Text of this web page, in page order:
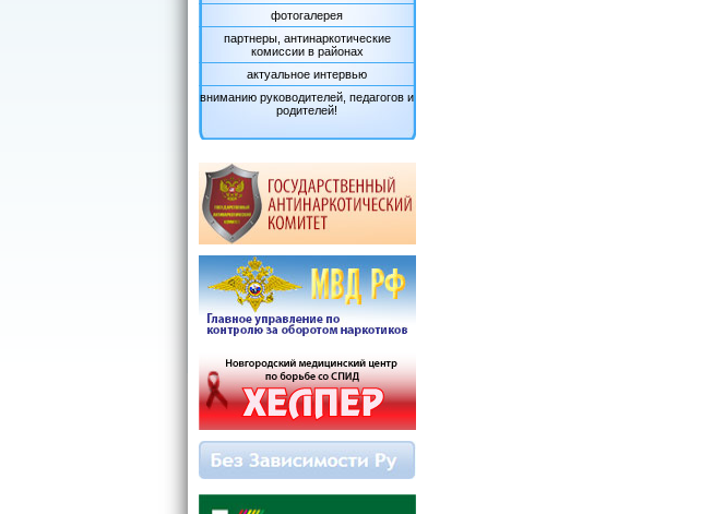
фотогалерея
партнеры, антинаркотические
комиссии в районах
актуальное интервью
вниманию руководителей, педагогов и
родителей!